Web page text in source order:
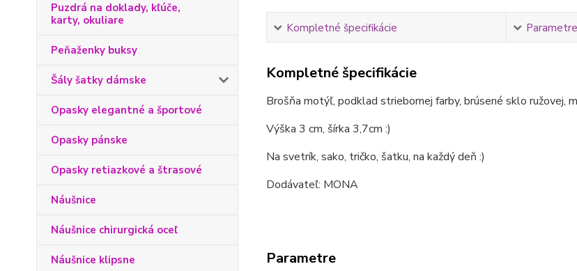
Puzdrá na doklady, kľúče,
karty, okuliare
Peňaženky buksy
Šály šatky dámske
Opasky elegantné a športové
Opasky pánske
Opasky retiazkové a štrasové
Náušnice
Náušnice chirurgická oceľ
Náušnice klipsne
Kompletné špecifikácie Parametre
Kompletné špecifikácie
Brošňa motýľ, podklad striebornej farby, brúsené sklo ružovej,
Výška 3 cm, šírka 3,7cm :)
Na svetrík, sako, tričko, šatku, na každý deň :)
Dodávateľ: MONA
Parametre